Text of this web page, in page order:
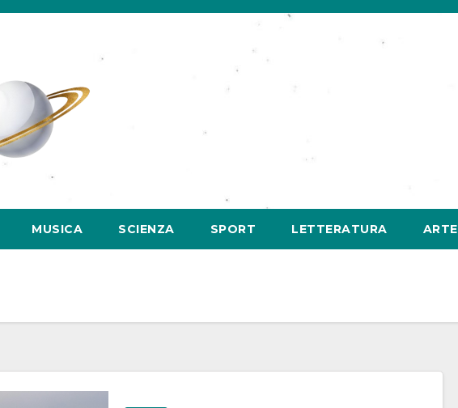
MUSICA SCIENZA SPORT LETTERATURA ARTE